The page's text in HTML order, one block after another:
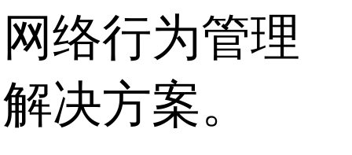
网络行为管理
解决方案。